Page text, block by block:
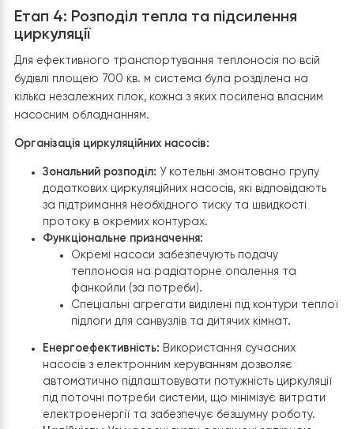
Він виконує роль теплового акумулятора,
згладжуючи пікові навантаження та запобігаючи
(тактуванню), що значно подовжує термін служби
теплового насоса.
Бак ГВП Raymer DWHP 200L:Працює у парі з
гідромодулем. Ця ємність спеціально
для приготування гарячої води та оснащена
прогрівати великий об’єм води для потреб
та санвузлів на другому поверсі.